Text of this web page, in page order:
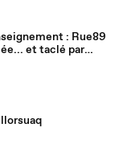
: Rue89
et taclé par